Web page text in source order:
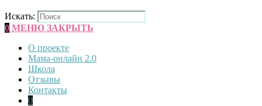
Искать:
0 МЕНЮ ЗАКРЫТЬ
О проекте
Мама-онлайн 2.0
Школа
Отзывы
Контакты
0